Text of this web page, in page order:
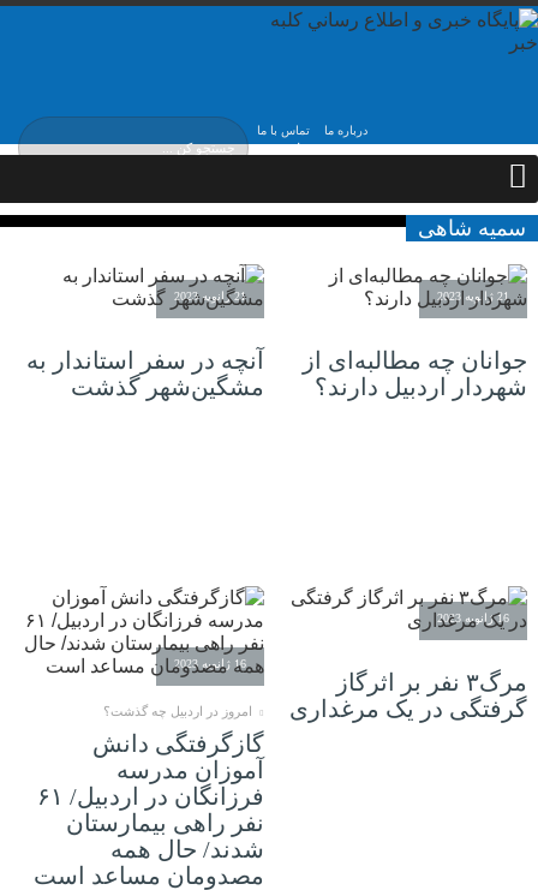
تماس با ما درباره ما
شنبه, ۱۷ مرداد , ۱۴۰۵
سمیه شاهی
21 ژانویه 2023
جوانان چه مطالبه‌ای از
شهردار اردبیل دارند؟
21 ژانویه 2023
آنچه در سفر استاندار به
مشگین‌شهر گذشت
16 ژانویه 2023
مرگ۳ نفر بر اثرگاز
گرفتگی در یک مرغداری
16 ژانویه 2023
امروز در اردبیل چه گذشت؟
گازگرفتگی دانش
آموزان مدرسه
فرزانگان در اردبیل/ ۶۱
نفر راهی بیمارستان
شدند/ حال همه
مصدومان مساعد است